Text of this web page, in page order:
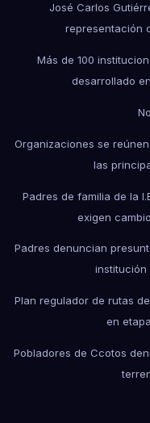
José Carlos
representación
Más de 100
desarrollado
Organizaciones se
las
Padres de familia de la
exigen
Padres denuncian
institución
Plan regulador de rutas
en
Pobladores de Ccotos